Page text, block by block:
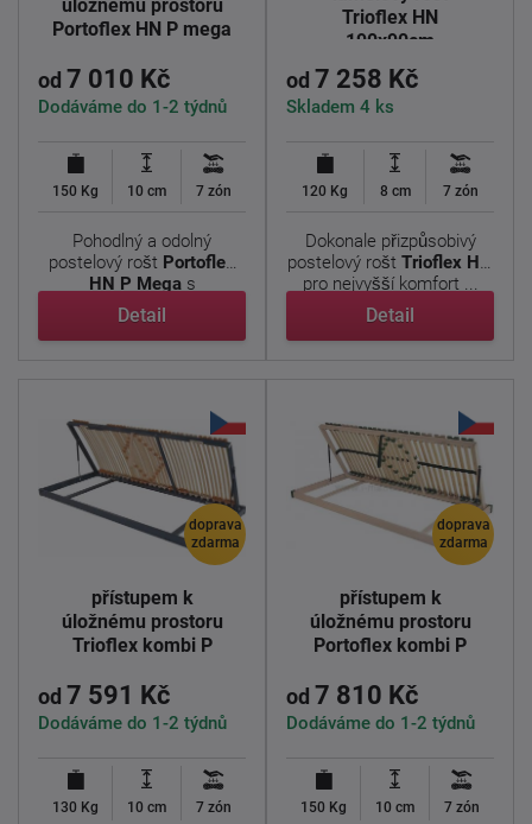
úložnému prostoru
Portoflex HN P mega
od 7 010 Kč
Dodáváme do 1-2 týdnů
150 Kg 10 cm 7 zón
Pohodlný a odolný
postelový rošt Portoflex
HN P Megas
nadstandardní ...
Detail
Trioflex HN
190x90cm
od 7 258 Kč
Skladem 4 ks
120 Kg 8 cm 7 zón
Dokonale přizpůsobivý
postelový rošt Trioflex HN
pro nejvyšší komfort ...
Detail
doprava
zdarma
přístupem k
úložnému prostoru
Trioflex kombi P
od 7 591 Kč
Dodáváme do 1-2 týdnů
130 Kg 10 cm 7 zón
doprava
zdarma
přístupem k
úložnému prostoru
Portoflex kombi P
od 7 810 Kč
Dodáváme do 1-2 týdnů
150 Kg 10 cm 7 zón